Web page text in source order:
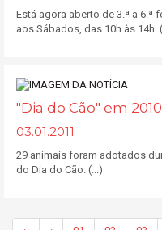
Está agora aberto de 3.ª a 6.ª
aos Sábados, das 10h às 14h.
"Dia do Cão" em
03.01.2011
29 animais foram adotados
do Dia do Cão. (...)